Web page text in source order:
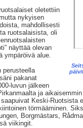
oletettiin
nykyisen
mahdollisesti
ruotsalaisista, oli
näyttää olevan
ympäröivä alue.
perusteella
pakanat
luvun jälkeen
ja
Keski-Ruotsista
törmääminen.
Borgmästars,
viikingit.